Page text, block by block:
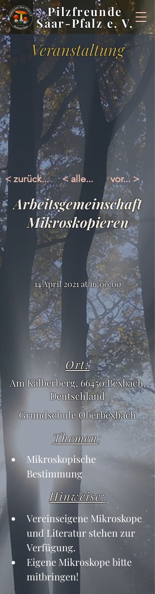
Pilzfreunde
Saar-Pfalz e. V.
Veranstaltung
< zurück... < alle... vor... >
Arbeitsgemeinschaft
Mikroskopieren
14 April 2021 at 16:00:00
Ort:
Am Kälberberg, 66450 Bexbach,
Deutschland
Grundschule Oberbexbach
Themen:
Mikroskopische
Bestimmung
Hinweise:
Vereinseigene Mikroskope
und Literatur stehen zur
Verfügung.
Eigene Mikroskope bitte
mitbringen!